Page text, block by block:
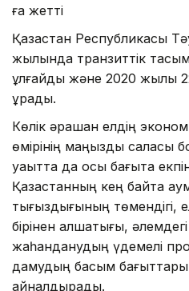
ға жетті
Қазақстан Республикасы
жылында транзиттік
ұлғайды және 2020 жылы
құрады.
Көлік әрқашан елдің
өмірінің маңызды саласы
уақытта да осы бағытқа
Қазақстанның кең байтақ
тығыздығының төмендігі,
бірінен алшақтығы,
жаһанданудың үдемелі
дамудың басым
айналдырады.